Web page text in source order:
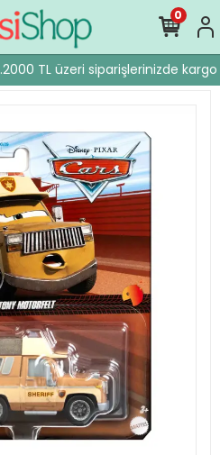
TL üzeri siparişlerinizde kargo
0